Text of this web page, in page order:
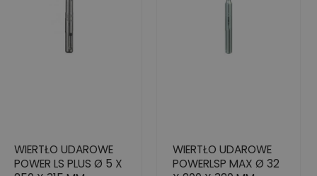
WIERTŁO UDAROWE
POWER LS PLUS Ø 5 X
WIERTŁO UDAROWE
POWERLSP MAX Ø 32